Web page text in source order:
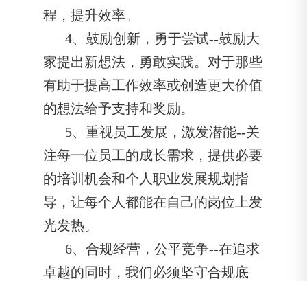
程，提升效率。
4、鼓励创新，勇于尝试--鼓励大
家提出新想法，勇敢实践。对于那些
有助于提高工作效率或创造更大价值
的想法给予支持和奖励。
5、重视员工发展，激发潜能--关
注每一位员工的成长需求，提供必要
的培训机会和个人职业发展规划指
导，让每个人都能在自己的岗位上发
光发热。
6、合规经营，公平竞争--在追求
卓越的同时，我们必须坚守合规底